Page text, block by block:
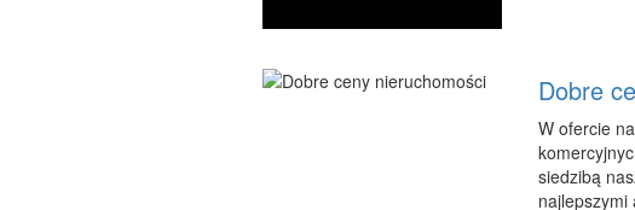
Dobre
W ofercie
siedzibą
najlepszymi